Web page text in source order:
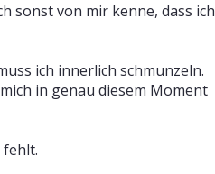
sonst von mir kenne, dass ich
ich innerlich schmunzeln.
in genau diesem Moment
fehlt.